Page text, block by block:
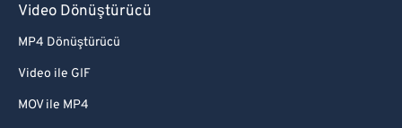
Video Dönüştürücü
MP4 Dönüştürücü
Video ile GIF
MOV ile MP4